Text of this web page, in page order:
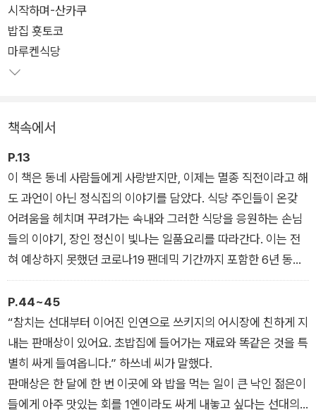
메인 반찬 하나에 작은 반찬이 여러 개 곁들여 나오는 정식은 도
쿄에 사는 이들의 일상에서 빼놓을 수 없는 존재다. 닭튀김 요리
인 가라아게정식, 전갱이튀김정식, 소바 세트 등 매일 먹어도 질
리지 않는 가정식 식당의 음식들이 이 책에는 가득 등장한다.
니다. 짧게는 5년, 길게는 120년 된 식당의 시작과 그 역사를 더
듬어가면서 위기를 극복하고 대를 이으며 꾸려가는 사람들, 그 장
소에 애정을 지닌 단골손님, 오랫동안 식재료를 제공하며 함께 해
온 사람 등 그곳에 스며들어 있는 사람들의 이야기를 파고든다.
손님들은 저마다 다른 이유로 가게를 찾지만, 그곳에서 잠시나마
속도를 늦추고 밥 한 끼를 통해 일상의 위안을 얻는다. 저자는 이
러한 순간들을 포착하며 밥집은 단순한 식사의 공간이 아니라 도
시 사람들의 삶과 정서를 잇는 작은 사회임을 강조한다. 그리고
그렇게 형성한 작은 사회가 작은 정식집을 오랫동안 유지하게 하
는 원동력이 되어간다.
이 책 『든든하게, 도쿄의 정식집』을 읽다 보면 음식 이야기는 물
론, 푸짐하고 맛있는 음식을 손님에게 대접하기 위해 정성을 다하
는 식당과 손님들의 이야기를 통해 따뜻한 밥 한 끼의 의미에 대
시작하며-산카쿠
밥집 횻토코
마루켄식당
책속에서
P.13
이 책은 동네 사람들에게 사랑받지만, 이제는 멸종 직전이라고 해
도 과언이 아닌 정식집의 이야기를 담았다. 식당 주인들이 온갖
어려움을 헤치며 꾸려가는 속내와 그러한 식당을 응원하는 손님
들의 이야기, 장인 정신이 빛나는 일품요리를 따라간다. 이는 전
혀 예상하지 못했던 코로나19 팬데믹 기간까지 포함한 6년 동안
의 이야기이며, 정식집이 긍지와 자부심을 가지고 살아가는 재생
의 기록이기도 하다.
정식집은 알면 알수록 절대로 사라지면 안 되는 동네의 장치라는
생각이 든다. 맛있고 잠시 행복해질 수 있고 기운을 얻을 수 있기
때문이다.
「시작하며-산카쿠」에서
P.44~45
“참치는 선대부터 이어진 인연으로 쓰키지의 어시장에 친하게 지
내는 판매상이 있어요. 초밥집에 들어가는 재료와 똑같은 것을 특
별히 싸게 들여옵니다.” 하쓰네 씨가 말했다.
판매상은 한 달에 한 번 이곳에 와 밥을 먹는 일이 큰 낙인 젊은이
들에게 아주 맛있는 회를 1엔이라도 싸게 내놓고 싶다는 선대의